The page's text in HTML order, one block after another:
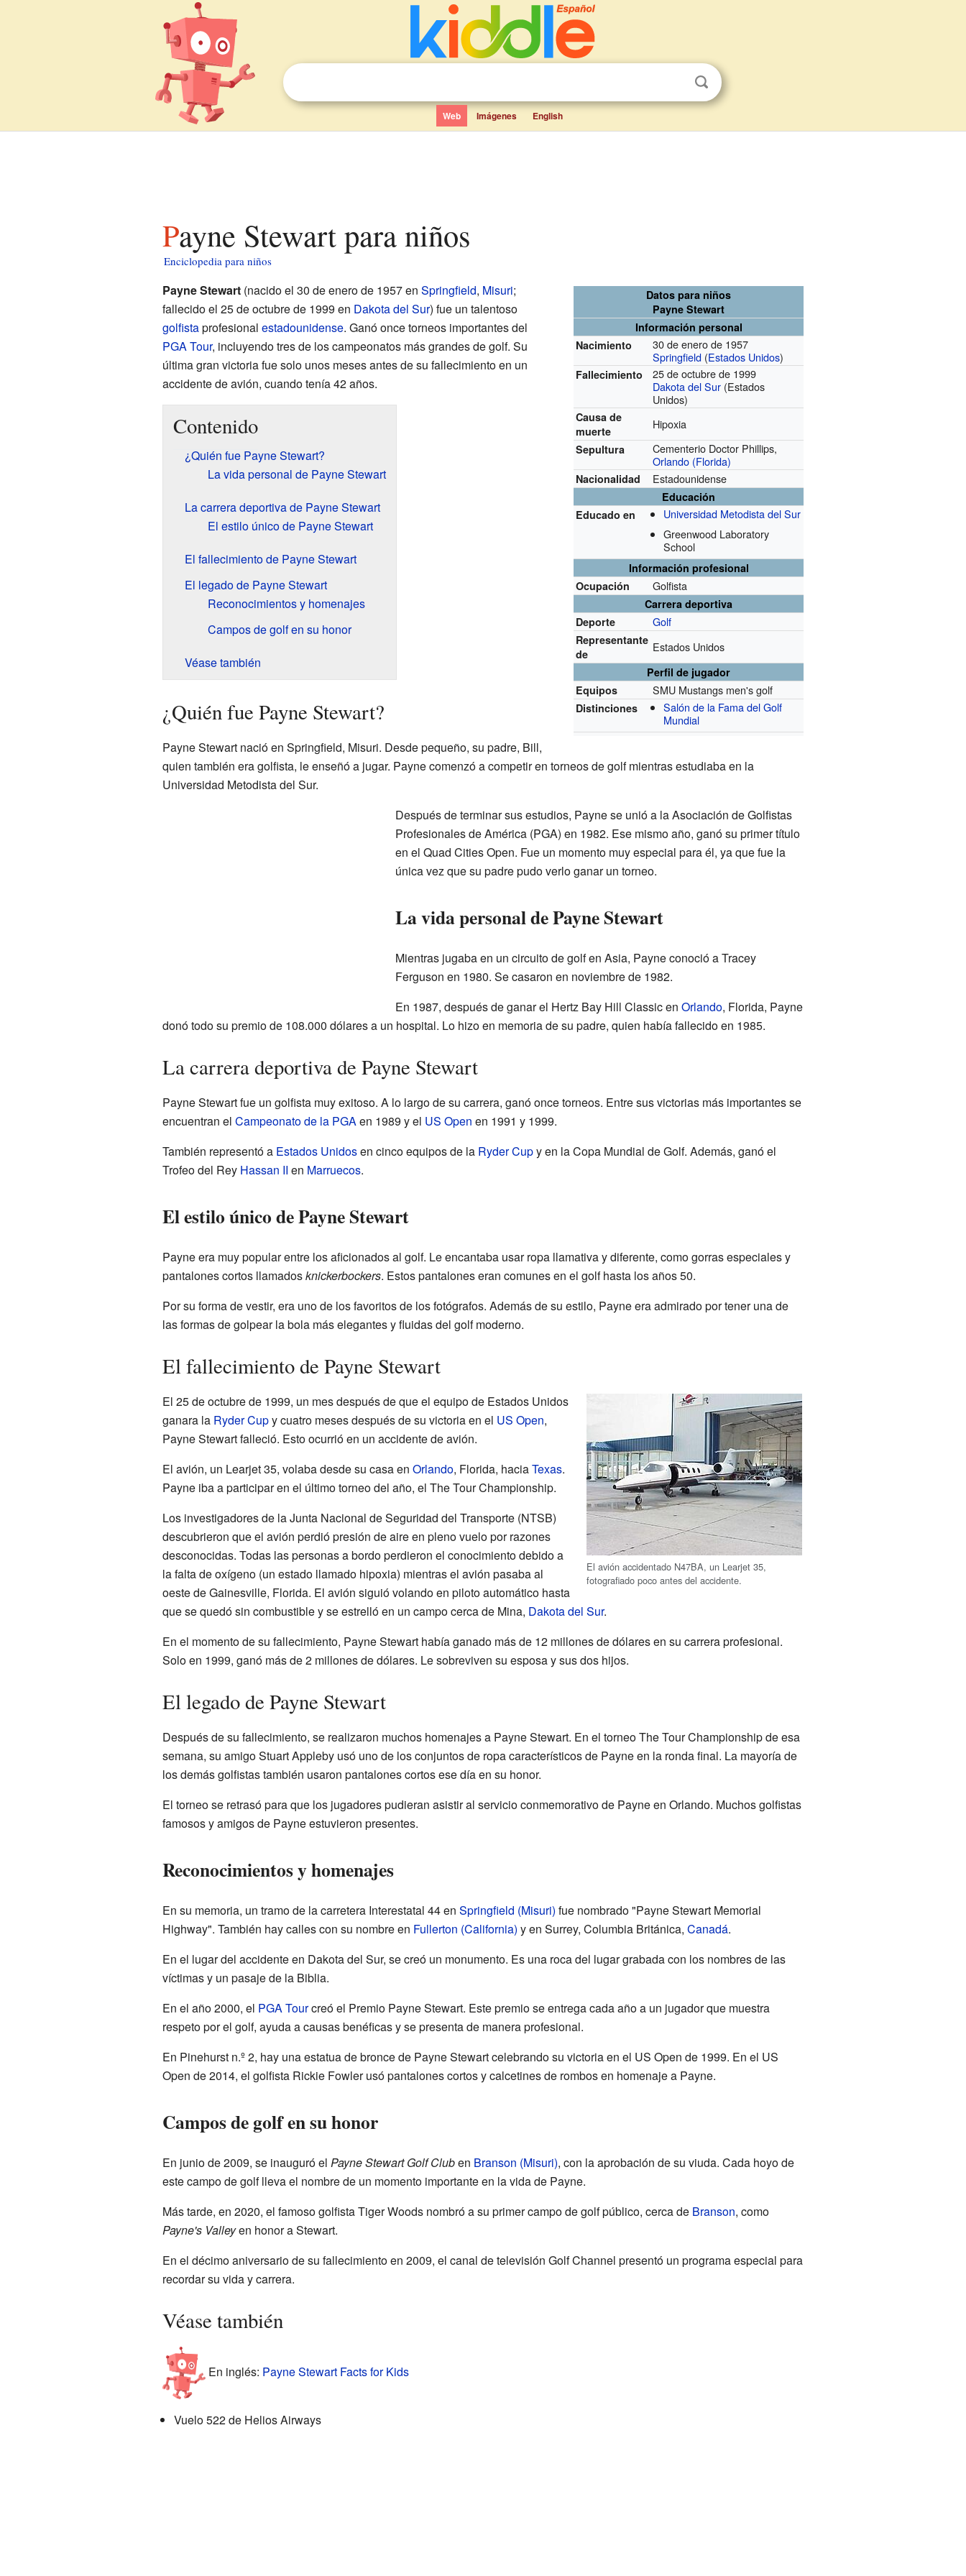
Web Imágenes English
Payne Stewart para niños
Enciclopedia para niños
Datos para niños
Payne Stewart
Información personal
Nacimiento
30 de enero de 1957
Springfield (Estados Unidos)
Fallecimiento
25 de octubre de 1999
Dakota del Sur (Estados
Unidos)
Causa de
muerte
Hipoxia
Sepultura
Cementerio Doctor Phillips,
Orlando (Florida)
Nacionalidad Estadounidense
Educación
Educado en
Universidad Metodista del Sur
Greenwood Laboratory
School
Información profesional
Ocupación
Golfista
Carrera deportiva
Deporte
Golf
Representante
de
Estados Unidos
Perfil de jugador
Equipos
SMU Mustangs men's golf
Distinciones
Salón de la Fama del Golf
Mundial
Payne Stewart(nacido el 30 de enero de 1957 en Springfield, Misuri;
fallecido el 25 de octubre de 1999 en Dakota del Sur) fue un talentoso
golfistaprofesional estadounidense. Ganó once torneos importantes del
PGA Tour, incluyendo tres de los campeonatos más grandes de golf. Su
última gran victoria fue solo unos meses antes de su fallecimiento en un
accidente de avión, cuando tenía 42 años.
Contenido
¿Quién fue Payne Stewart?
La vida personal de Payne Stewart
La carrera deportiva de Payne Stewart
El estilo único de Payne Stewart
El fallecimiento de Payne Stewart
El legado de Payne Stewart
Reconocimientos y homenajes
Campos de golf en su honor
Véase también
¿Quién fue Payne Stewart?
Payne Stewart nació en Springfield, Misuri. Desde pequeño, su padre, Bill,
quien también era golfista, le enseñó a jugar. Payne comenzó a competir en torneos de golf mientras estudiaba en la
Universidad Metodista del Sur.
Después de terminar sus estudios, Payne se unió a la Asociación de Golfistas
Profesionales de América (PGA) en 1982. Ese mismo año, ganó su primer título
en el Quad Cities Open. Fue un momento muy especial para él, ya que fue la
única vez que su padre pudo verlo ganar un torneo.
La vida personal de Payne Stewart
Mientras jugaba en un circuito de golf en Asia, Payne conoció a Tracey
Ferguson en 1980. Se casaron en noviembre de 1982.
En 1987, después de ganar el Hertz Bay Hill Classic en Orlando, Florida, Payne
donó todo su premio de 108.000 dólares a un hospital. Lo hizo en memoria de su padre, quien había fallecido en 1985.
La carrera deportiva de Payne Stewart
Payne Stewart fue un golfista muy exitoso. A lo largo de su carrera, ganó once torneos. Entre sus victorias más importantes se
encuentran el Campeonato de la PGAen 1989 y el US Open en 1991 y 1999.
También representó a Estados Unidosen cinco equipos de la Ryder Cupy en la Copa Mundial de Golf. Además, ganó el
Trofeo del Rey Hassan II en Marruecos.
El estilo único de Payne Stewart
Payne era muy popular entre los aficionados al golf. Le encantaba usar ropa llamativa y diferente, como gorras especiales y
pantalones cortos llamadosknickerbockers. Estos pantalones eran comunes en el golf hasta los años 50.
Por su forma de vestir, era uno de los favoritos de los fotógrafos. Además de su estilo, Payne era admirado por tener una de
las formas de golpear la bola más elegantes y fluidas del golf moderno.
El fallecimiento de Payne Stewart
El avión accidentado N47BA, un Learjet 35,
fotografiado poco antes del accidente.
El 25 de octubre de 1999, un mes después de que el equipo de Estados Unidos
ganara la Ryder Cupy cuatro meses después de su victoria en el US Open,
Payne Stewart falleció. Esto ocurrió en un accidente de avión.
El avión, un Learjet 35, volaba desde su casa en Orlando, Florida, haciaTexas.
Payne iba a participar en el último torneo del año, el The Tour Championship.
Los investigadores de la Junta Nacional de Seguridad del Transporte (NTSB)
descubrieron que el avión perdió presión de aire en pleno vuelo por razones
desconocidas. Todas las personas a bordo perdieron el conocimiento debido a
la falta de oxígeno (un estado llamado hipoxia) mientras el avión pasaba al
oeste de Gainesville, Florida. El avión siguió volando en piloto automático hasta
que se quedó sin combustible y se estrelló en un campo cerca de Mina, Dakota del Sur.
En el momento de su fallecimiento, Payne Stewart había ganado más de 12 millones de dólares en su carrera profesional.
Solo en 1999, ganó más de 2 millones de dólares. Le sobreviven su esposa y sus dos hijos.
El legado de Payne Stewart
Después de su fallecimiento, se realizaron muchos homenajes a Payne Stewart. En el torneo The Tour Championship de esa
semana, su amigo Stuart Appleby usó uno de los conjuntos de ropa característicos de Payne en la ronda final. La mayoría de
los demás golfistas también usaron pantalones cortos ese día en su honor.
El torneo se retrasó para que los jugadores pudieran asistir al servicio conmemorativo de Payne en Orlando. Muchos golfistas
famosos y amigos de Payne estuvieron presentes.
Reconocimientos y homenajes
En su memoria, un tramo de la carretera Interestatal 44 en Springfield (Misuri) fue nombrado "Payne Stewart Memorial
Highway". También hay calles con su nombre en Fullerton (California) y en Surrey, Columbia Británica, Canadá.
En el lugar del accidente en Dakota del Sur, se creó un monumento. Es una roca del lugar grabada con los nombres de las
víctimas y un pasaje de la Biblia.
En el año 2000, el PGA Tourcreó el Premio Payne Stewart. Este premio se entrega cada año a un jugador que muestra
respeto por el golf, ayuda a causas benéficas y se presenta de manera profesional.
En Pinehurst n.º 2, hay una estatua de bronce de Payne Stewart celebrando su victoria en el US Open de 1999. En el US
Open de 2014, el golfista Rickie Fowler usó pantalones cortos y calcetines de rombos en homenaje a Payne.
Campos de golf en su honor
En junio de 2009, se inauguró el Payne Stewart Golf Cluben Branson (Misuri), con la aprobación de su viuda. Cada hoyo de
este campo de golf lleva el nombre de un momento importante en la vida de Payne.
Más tarde, en 2020, el famoso golfista Tiger Woods nombró a su primer campo de golf público, cerca de Branson, como
Payne's Valleyen honor a Stewart.
En el décimo aniversario de su fallecimiento en 2009, el canal de televisión Golf Channel presentó un programa especial para
recordar su vida y carrera.
Véase también
En inglés: Payne Stewart Facts for Kids
Vuelo 522 de Helios Airways